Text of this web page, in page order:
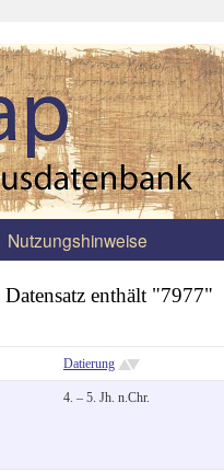
Nutzungshinweise
Datensatz enthält "7977"
Datierung
4. – 5. Jh. n.Chr.